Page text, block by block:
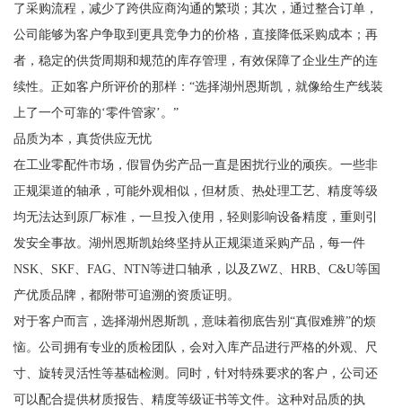
了采购流程，减少了跨供应商沟通的繁琐；其次，通过整合订单，
公司能够为客户争取到更具竞争力的价格，直接降低采购成本；再
者，稳定的供货周期和规范的库存管理，有效保障了企业生产的连
续性。正如客户所评价的那样：“选择湖州恩斯凯，就像给生产线装
上了一个可靠的‘零件管家’。”
品质为本，真货供应无忧
在工业零配件市场，假冒伪劣产品一直是困扰行业的顽疾。一些非
正规渠道的轴承，可能外观相似，但材质、热处理工艺、精度等级
均无法达到原厂标准，一旦投入使用，轻则影响设备精度，重则引
发安全事故。湖州恩斯凯始终坚持从正规渠道采购产品，每一件
NSK、SKF、FAG、NTN等进口轴承，以及ZWZ、HRB、C&U等国
产优质品牌，都附带可追溯的资质证明。
对于客户而言，选择湖州恩斯凯，意味着彻底告别“真假难辨”的烦
恼。公司拥有专业的质检团队，会对入库产品进行严格的外观、尺
寸、旋转灵活性等基础检测。同时，针对特殊要求的客户，公司还
可以配合提供材质报告、精度等级证书等文件。这种对品质的执